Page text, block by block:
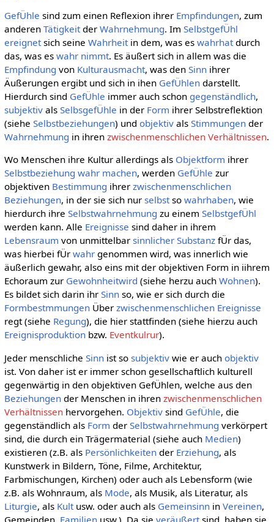
GefÜhle sind zum einen Reflexion ihrer Empfindungen, zum
anderen Tätigkeitder Wahrnehmung. Im SelbstgefÜhl
ereignetsich seine Wahrheitin dem, was es wahrhatdurch
das, was es wahr nimmt. Es äußert sich in allem was die
Empfindung von Kulturausmacht, was den Sinnihrer
Äußerungen ergibt und sich in ihen GefÜhlendarstellt.
Hierdurch sind GefÜhle immer auch schon gegenständlich,
subjektivals SelbsgefÜhle in der Form ihrer Selbstreflektion
(siehe Selbstbeziehungen) und objektivals Stimmungender
Wahrnehmung in ihren zwischenmenschlichen Verhältnissen.
Wo Menschen ihre Kultur allerdings als Objektform ihrer
Selbstbeziehung wahr machen, werden GefÜhle zur
objektiven Bestimmung ihrer zwischenmenschlichen
Beziehungen, in der sie sich nur selbstso wahrhaben, wie
hierdurch ihre Selbstwahrnehmung zu einem SelbstgefÜhl
werden kann. Alle Ereignisse sind daher in ihrem
Lebensraum von unmittelbar sinnlicher SubstanzfÜr das,
was hierbei fÜr wahrgenommen wird, was innerlich wie
äußerlich gewahr, also eins mit der objektiven Form in iihrem
Echoraum zur Gewohnheitwird (siehe herzu auch Wohnen).
Es bildet sich darin ihr Sinnso, wie er sich durch die
FormbestmmungenÜber zwischenmenschlichen Ereignisse
regt (siehe Regung), die hier stattfinden (siehe hierzu auch
Ereignisproduktionbzw. Eventkulrur).
Jeder menschliche Sinnist so subjektivwie er auch objektiv
ist. Von daher ist er immer schon gesellschaftlich kulturell
gegenwärtig in den objektiven GefÜhlen, welche aus den
Beziehungender Menschen in ihren zwischenmenschlichen
Verhältnissenhervorgehen. Objektivsind GefÜhle, die
gegenständlich als Form der Selbstwahrnehmung verkörpert
sind, die durch ein Trägermaterial (siehe auch Medien)
existieren (z.B. als Persönlichkeitender Erziehung, als
Kunstwerk in Bildern, Töne, Filme, Architektur,
Farbmischungen, Kirchen) oder auch als Lebensform (wie
z.B. als Wohnraum, als Mode, als Musik, als Literatur, als
Liturgie, als Kultusw. oder auch als Gemeinsinnin Vereinen,
Gemeinden, Familienusw.). Da sie veräußertsind, haben sie